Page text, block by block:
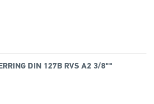
DIN 127B RVS A2 3/8""